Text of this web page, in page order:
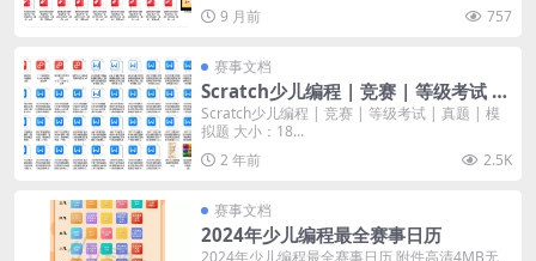
9 月前
757
赛事文档
Scratch少儿编程 | 竞赛 | 等级考试 |
真题 | 模拟题
Scratch少儿编程 | 竞赛 | 等级考试 | 真题 | 模
拟题 大小：18...
2 年前
2.5K
赛事文档
2024年少儿编程最全赛事日历